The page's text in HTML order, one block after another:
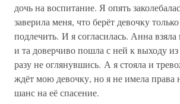
дочь на воспитание. Я опять
заверила меня, что берёт девочку
подлечить. И я согласилась. Анна
и та доверчиво пошла с ней к выходу
разу не оглянувшись. А я стояла и
ждёт мою девочку, но я не имела права
шанс на её спасение.